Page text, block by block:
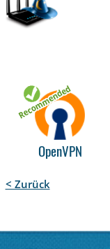
OpenVPN
< Zurück